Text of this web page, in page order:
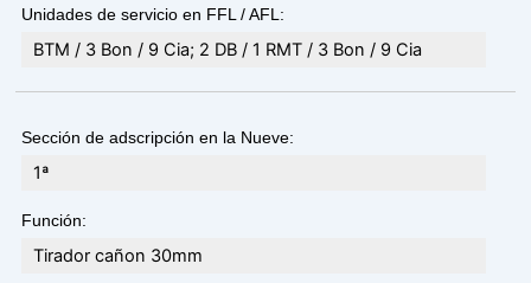
Unidades de servicio en FFL / AFL:
BTM / 3 Bon / 9 Cia; 2 DB / 1 RMT / 3 Bon / 9 Cia
Sección de adscripción en la Nueve:
1ª
Función:
Tirador cañon 30mm